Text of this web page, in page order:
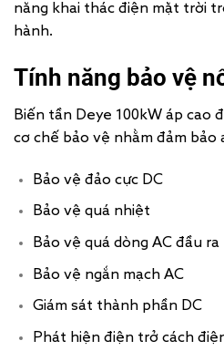
năng khai thác điện mặt trời
hành.
Tính năng bảo vệ
Biến tần Deye 100kW áp cao
cơ chế bảo vệ nhằm đảm
Bảo vệ đảo cực DC
Bảo vệ quá nhiệt
Bảo vệ quá dòng AC đầu ra
Bảo vệ ngắn mạch AC
Giám sát thành phần DC
Phát hiện điện trở cách